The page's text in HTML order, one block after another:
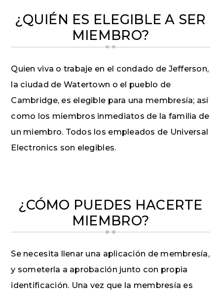
¿QUIÉN ES ELEGIBLE A SER
MIEMBRO?
Quien viva o trabaje en el condado de Jefferson,
la ciudad de Watertown o el pueblo de
Cambridge, es elegible para una membresía; así
como los miembros inmediatos de la familia de
un miembro. Todos los empleados de Universal
Electronics son elegibles.
¿CÓMO PUEDES HACERTE
MIEMBRO?
Se necesita llenar una aplicación de membresía,
y someterla a aprobación junto con propia
identificación. Una vez que la membresía es